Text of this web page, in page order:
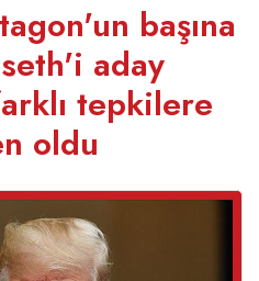
başına
aday
tepkilere
oldu